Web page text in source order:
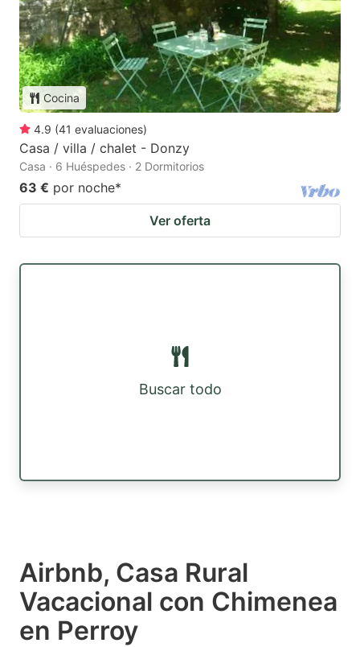
Cocina
4.9 (41 evaluaciones)
Casa / villa / chalet - Donzy
Casa · 6 Huéspedes · 2 Dormitorios
63 € por noche*
Ver oferta
Buscar todo
Airbnb, Casa Rural
Vacacional con Chimenea
en Perroy